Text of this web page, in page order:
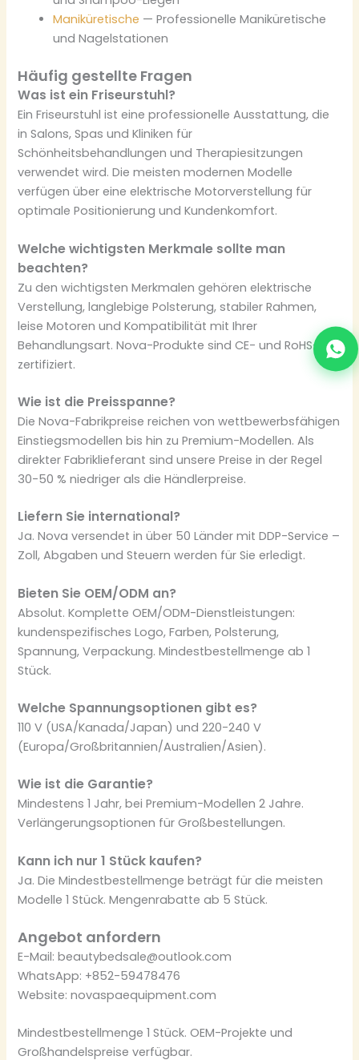
Maniküretische — Professionelle Maniküretische
und Nagelstationen
Häufig gestellte Fragen
Was ist ein Friseurstuhl?
Ein Friseurstuhl ist eine professionelle Ausstattung, die
in Salons, Spas und Kliniken für
Schönheitsbehandlungen und Therapiesitzungen
verwendet wird. Die meisten modernen Modelle
verfügen über eine elektrische Motorverstellung für
optimale Positionierung und Kundenkomfort.
Welche wichtigsten Merkmale sollte man
beachten?
Zu den wichtigsten Merkmalen gehören elektrische
Verstellung, langlebige Polsterung, stabiler Rahmen,
leise Motoren und Kompatibilität mit Ihrer
Behandlungsart. Nova-Produkte sind CE- und RoHS-
zertifiziert.
Wie ist die Preisspanne?
Die Nova-Fabrikpreise reichen von wettbewerbsfähigen
Einstiegsmodellen bis hin zu Premium-Modellen. Als
direkter Fabriklieferant sind unsere Preise in der Regel
30-50 % niedriger als die Händlerpreise.
Liefern Sie international?
Ja. Nova versendet in über 50 Länder mit DDP-Service –
Zoll, Abgaben und Steuern werden für Sie erledigt.
Bieten Sie OEM/ODM an?
Absolut. Komplette OEM/ODM-Dienstleistungen:
kundenspezifisches Logo, Farben, Polsterung,
Spannung, Verpackung. Mindestbestellmenge ab 1
Stück.
Welche Spannungsoptionen gibt es?
110 V (USA/Kanada/Japan) und 220-240 V
(Europa/Großbritannien/Australien/Asien).
Wie ist die Garantie?
Mindestens 1 Jahr, bei Premium-Modellen 2 Jahre.
Verlängerungsoptionen für Großbestellungen.
Kann ich nur 1 Stück kaufen?
Ja. Die Mindestbestellmenge beträgt für die meisten
Modelle 1 Stück. Mengenrabatte ab 5 Stück.
Angebot anfordern
E-Mail: beautybedsale@outlook.com
WhatsApp: +852-59478476
Website: novaspaequipment.com
Mindestbestellmenge 1 Stück. OEM-Projekte und
Großhandelspreise verfügbar.